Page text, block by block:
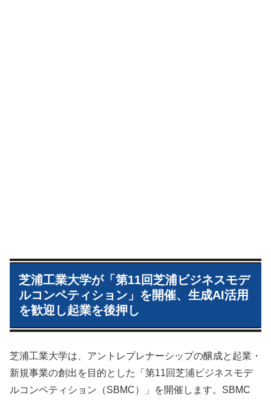
芝浦工業大学が「第11回芝浦ビジネスモデ
ルコンペティション」を開催、生成AI活用
を歓迎し起業を後押し
芝浦工業大学は、アントレプレナーシップの醸成と起業・
新規事業の創出を目的とした「第11回芝浦ビジネスモデ
ルコンペティション（SBMC）」を開催します。SBMC